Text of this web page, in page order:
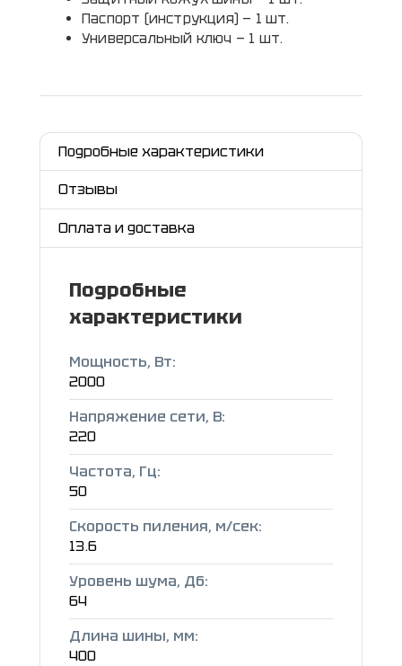
Паспорт (инструкция) — 1 шт.
Универсальный ключ — 1 шт.
Подробные характеристики
Отзывы
Оплата и доставка
Подробные
характеристики
Мощность, Вт:
2000
Напряжение сети, B:
220
Частота, Гц:
50
Скорость пиления, м/сек:
13.6
Уровень шума, Дб:
64
Длина шины, мм:
400